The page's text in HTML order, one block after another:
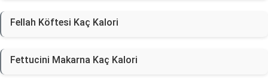
Fellah Köftesi Kaç Kalori
Fettucini Makarna Kaç Kalori